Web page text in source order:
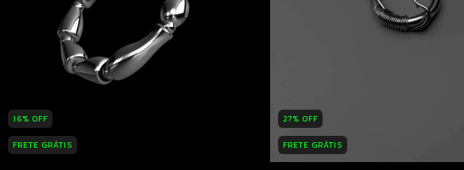
16% OFF
FRETE GRÁTIS
27% OFF
FRETE GRÁTIS